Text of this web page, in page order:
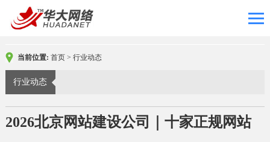
当前位置: 首页> 行业动态
行业动态
2026北京网站建设公司｜十家正规网站